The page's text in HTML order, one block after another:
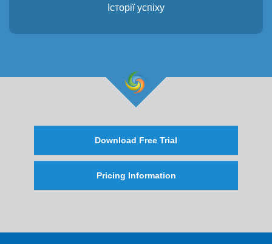
Історії успіху
Download Free Trial
Pricing Information